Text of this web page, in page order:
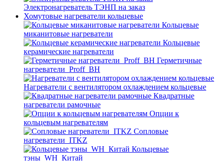
Электронагреватель ТЭНП на заказ
Хомутовые нагреватели кольцевые
Кольцевые
миканитовые нагреватели
Кольцевые
керамические нагреватели
Герметичные
нагреватели_Proff_BH
Нагреватели с вентилятором охлаждением кольцевые
Квадратные
нагреватели рамочные
Опции к
кольцевым нагревателям
Cопловые
нагреватели_ITKZ
Кольцевые
тэны_WH_Китай